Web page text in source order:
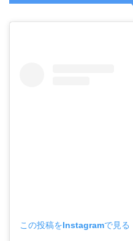
この投稿をInstagramで見る